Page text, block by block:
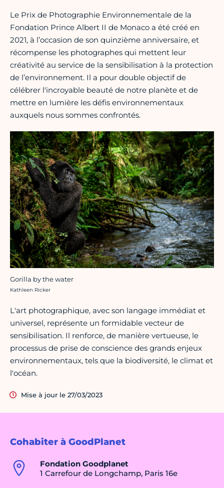
Cohabiter à GoodPlanet
Fondation Goodplanet
1 Carrefour de Longchamp, Paris 16e
Le Prix de Photographie Environnementale de la
Fondation Prince Albert II de Monaco a été créé en
2021, à l’occasion de son quinzième anniversaire, et
récompense les photographes qui mettent leur
créativité au service de la sensibilisation à la protection
de l’environnement. Il a pour double objectif de
célébrer l'incroyable beauté de notre planète et de
mettre en lumière les défis environnementaux
auxquels nous sommes confrontés.
Gorilla by the water
Crédit photo :
Kathleen Ricker
L'art photographique, avec son langage immédiat et
universel, représente un formidable vecteur de
sensibilisation. Il renforce, de manière vertueuse, le
processus de prise de conscience des grands enjeux
environnementaux, tels que la biodiversité, le climat et
l'océan.
Mise à jour le 27/03/2023